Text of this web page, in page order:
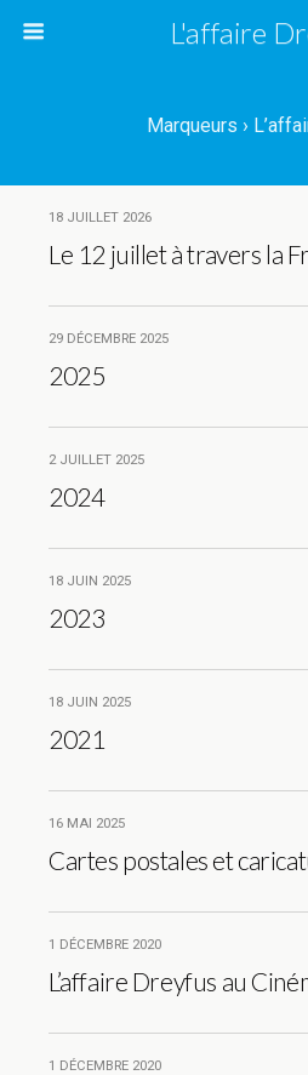
L'affaire
Marqueurs ›
18 JUILLET 2026
Le 12 juillet à travers la
29 DÉCEMBRE 2025
2025
2 JUILLET 2025
2024
18 JUIN 2025
2023
18 JUIN 2025
2021
16 MAI 2025
Cartes postales et
1 DÉCEMBRE 2020
L’affaire Dreyfus au
1 DÉCEMBRE 2020